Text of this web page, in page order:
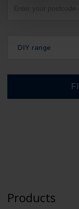
DIY range
Products